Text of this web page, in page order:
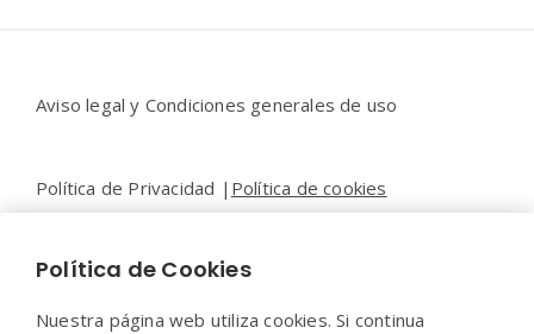
Aviso legal y Condiciones generales de uso
Política de Privacidad | Política de cookies
Contacto |Moya&Emery
Política de Cookies
Nuestra página web utiliza cookies. Si continua